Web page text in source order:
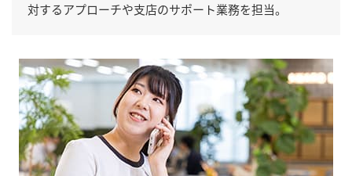
対するアプローチや支店のサポート業務を担当。